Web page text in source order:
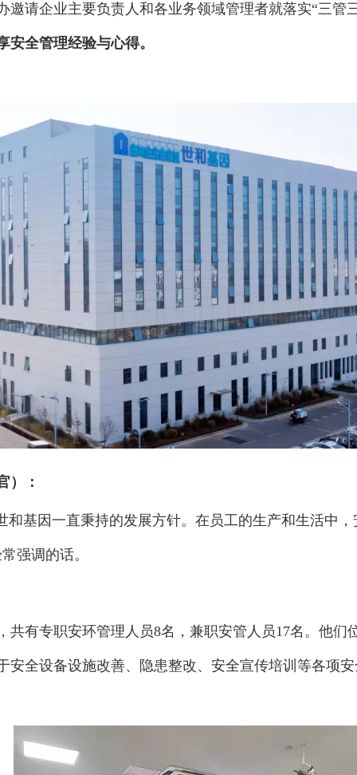
邀请企业主要负责人和各业务领域管理者就落实“三管
全管理经验与心得。
）：
和基因一直秉持的发展方针。在员工的生产和生活中
强调的话。
共有专职安环管理人员8名，兼职安管人员17名。他
安全设备设施改善、隐患整改、安全宣传培训等各项安